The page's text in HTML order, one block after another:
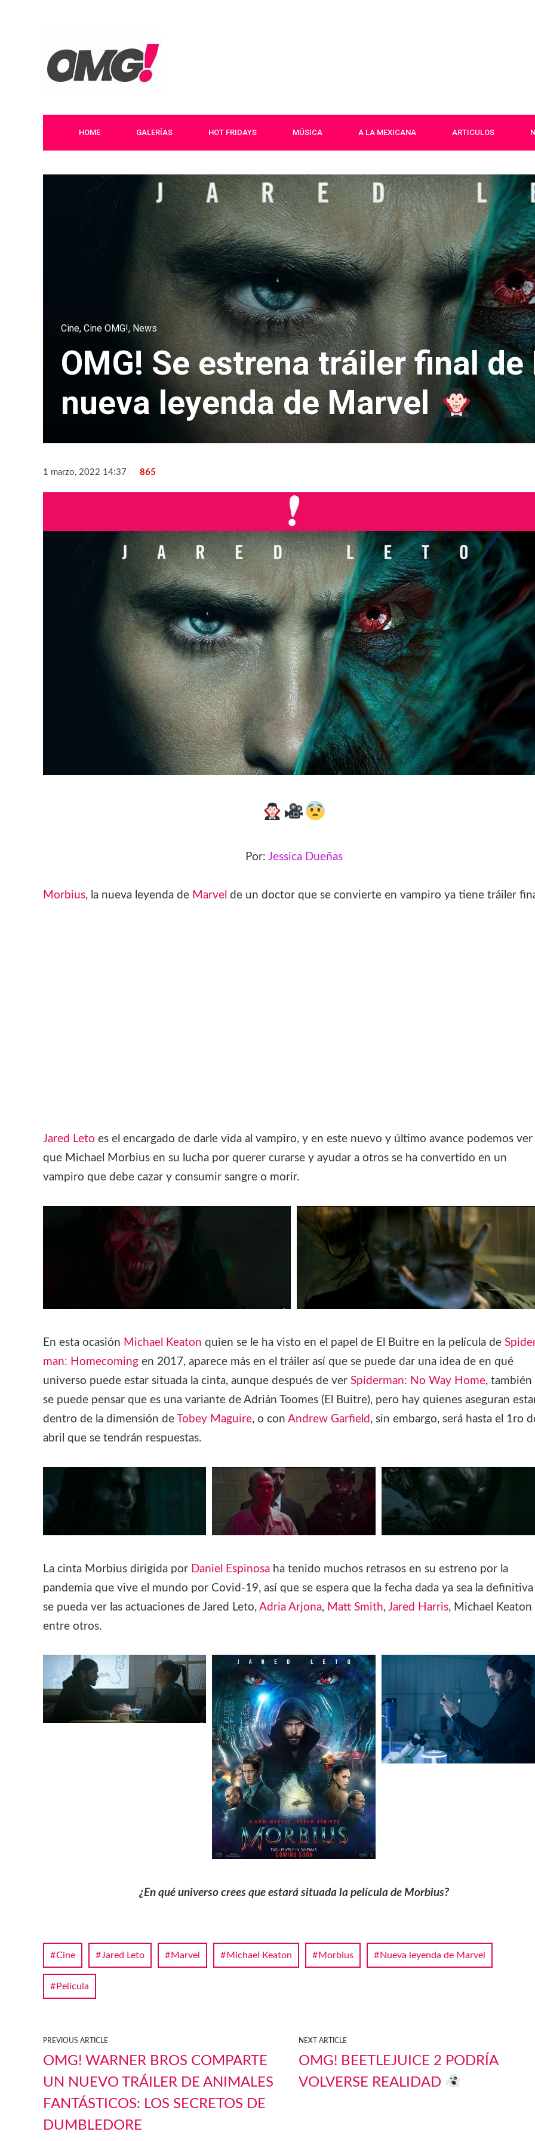
HOME GALERÍAS HOT FRIDAYS MÚSICA A LA MEXICANA ARTICULOS
Cine, Cine OMG!, News
OMG! Se estrena tráiler final
nueva leyenda de Marvel
1 marzo, 2022 14:37 865
Por: Jessica Dueñas
Morbius, la nueva leyenda de Marvel de un doctor que se convierte en vampiro ya tiene tráiler
Jared Leto es el encargado de darle vida al vampiro, y en este nuevo y último avance podemos ver
que Michael Morbius en su lucha por querer curarse y ayudar a otros se ha convertido en un
vampiro que debe cazar y consumir sangre o morir.
En esta ocasión Michael Keaton quien se le ha visto en el papel de El Buitre en la película de
man: Homecoming en 2017, aparece más en el tráiler así que se puede dar una idea de en qué
universo puede estar situada la cinta, aunque después de ver Spiderman: No Way Home, también
se puede pensar que es una variante de Adrián Toomes (El Buitre), pero hay quienes aseguran
dentro de la dimensión de
Tobey Maguire, o con Andrew Garfield , sin embargo, será hasta el 1ro
abril que se tendrán respuestas.
La cinta Morbius dirigida por Daniel Espinosa ha tenido muchos retrasos en su estreno por la
pandemia que vive el mundo por Covid-19, así que se espera que la fecha dada ya sea la
se pueda ver las actuaciones de Jared Leto, Adria Arjona, Matt Smith, Jared Harris, Michael Keaton
entre otros.
¿En qué universo crees que estará situada la película de Morbius?
Cine Jared Leto Marvel Michael Keaton Morbius Nueva leyenda de Marvel
Película
PREVIOUS ARTICLE
OMG! WARNER BROS COMPARTE
UN NUEVO TRÁILER DE ANIMALES
FANTÁSTICOS: LOS SECRETOS DE
DUMBLEDORE
NEXT ARTICLE
OMG! BEETLEJUICE 2 PODRÍA
VOLVERSE REALIDAD